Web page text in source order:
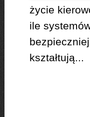
życie
ile
kształtują...